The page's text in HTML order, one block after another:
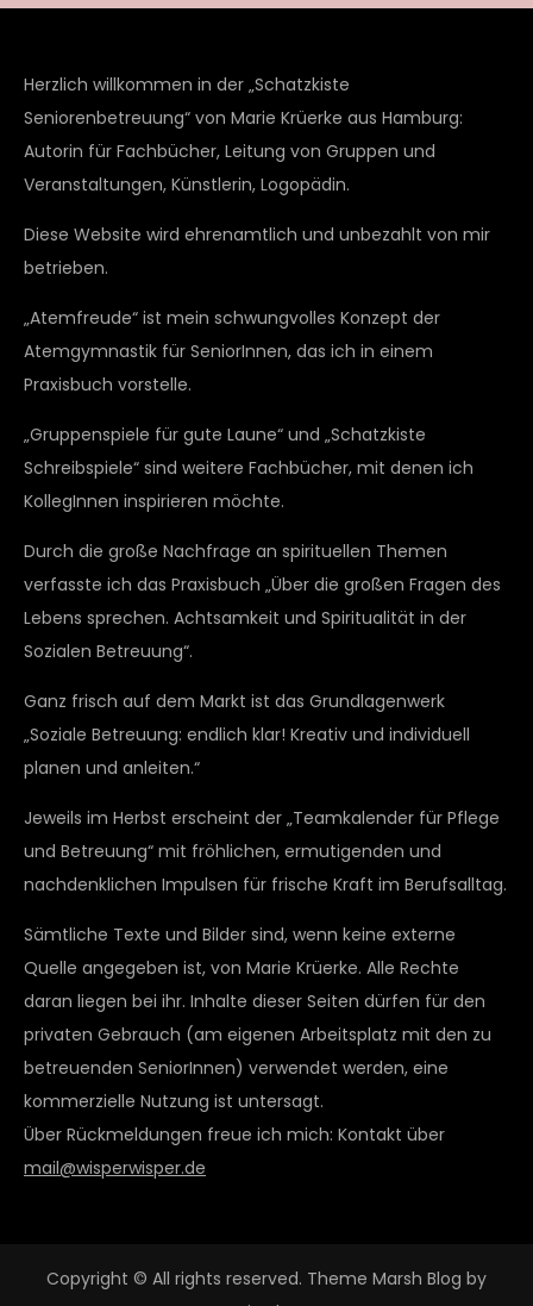
Herzlich willkommen in der „Schatzkiste
Seniorenbetreuung“ von Marie Krüerke aus Hamburg:
Autorin für Fachbücher, Leitung von Gruppen und
Veranstaltungen, Künstlerin, Logopädin.
Diese Website wird ehrenamtlich und unbezahlt von mir
betrieben.
„Atemfreude“ ist mein schwungvolles Konzept der
Atemgymnastik für SeniorInnen, das ich in einem
Praxisbuch vorstelle.
„Gruppenspiele für gute Laune“ und „Schatzkiste
Schreibspiele“ sind weitere Fachbücher, mit denen ich
KollegInnen inspirieren möchte.
Durch die große Nachfrage an spirituellen Themen
verfasste ich das Praxisbuch „Über die großen Fragen des
Lebens sprechen. Achtsamkeit und Spiritualität in der
Sozialen Betreuung“.
Ganz frisch auf dem Markt ist das Grundlagenwerk
„Soziale Betreuung: endlich klar! Kreativ und individuell
planen und anleiten.“
Jeweils im Herbst erscheint der „Teamkalender für Pflege
und Betreuung“ mit fröhlichen, ermutigenden und
nachdenklichen Impulsen für frische Kraft im Berufsalltag.
Sämtliche Texte und Bilder sind, wenn keine externe
Quelle angegeben ist, von Marie Krüerke. Alle Rechte
daran liegen bei ihr. Inhalte dieser Seiten dürfen für den
privaten Gebrauch (am eigenen Arbeitsplatz mit den zu
betreuenden SeniorInnen) verwendet werden, eine
kommerzielle Nutzung ist untersagt.
Über Rückmeldungen freue ich mich: Kontakt über
mail@wisperwisper.de
Copyright © All rights reserved. Theme Marsh Blog by